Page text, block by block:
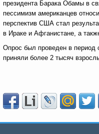
президента Барака Обамы в
пессимизм американцев
перспектив США стал
в Ираке и Афганистане, а
Опрос был проведен в период
приняли более 2 тысяч